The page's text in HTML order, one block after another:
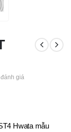
giá
Hwata mẫu